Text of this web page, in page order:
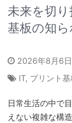
未来を切
基板の知
2026年8月6日
IT, プリント基
日常生活の中で
えない複雑な構